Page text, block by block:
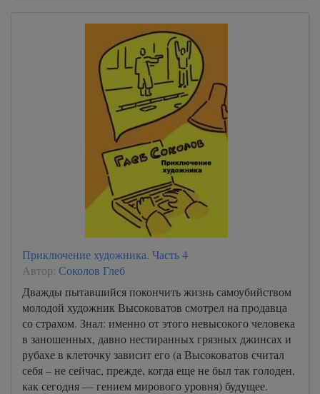
Приключение художника. Часть 4
Автор: Соколов Глеб
Дважды пытавшийся покончить жизнь самоубийством
молодой художник Высоковатов смотрел на продавца
со страхом. Знал: именно от этого невысокого человека
в заношенных, давно нестиранных грязных джинсах и
рубахе в клеточку зависит его (а Высоковатов считал
себя – не сейчас, прежде, когда еще не был так голоден,
как сегодня — гением мирового уровня) будущее.